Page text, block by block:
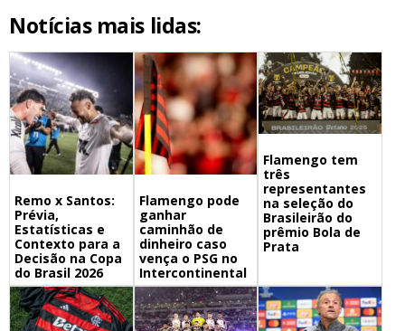
Notícias mais lidas:
Remo x Santos:
Prévia,
Estatísticas e
Contexto para a
Decisão na Copa
do Brasil 2026
Flamengo pode
ganhar
caminhão de
dinheiro caso
vença o PSG no
Intercontinental
Flamengo tem
três
representantes
na seleção do
Brasileirão do
prêmio Bola de
Prata